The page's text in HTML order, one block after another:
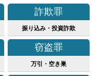
詐欺罪
振り込み・投資詐欺
窃盗罪
万引・空き巣